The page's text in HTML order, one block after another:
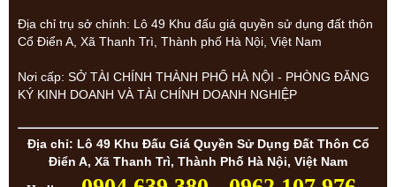
Địa chỉ trụ sở chính: Lô 49 Khu đấu giá quyền sử dụng đất thôn
Cổ Điển A, Xã Thanh Trì, Thành phố Hà Nội, Việt Nam
Nơi cấp: SỞ TÀI CHÍNH THÀNH PHỐ HÀ NỘI - PHÒNG ĐĂNG
KÝ KINH DOANH VÀ TÀI CHÍNH DOANH NGHIỆP
Địa chỉ: Lô 49 Khu Đấu Giá Quyền Sử Dụng Đất Thôn Cổ
Điển A, Xã Thanh Trì, Thành Phố Hà Nội, Việt Nam